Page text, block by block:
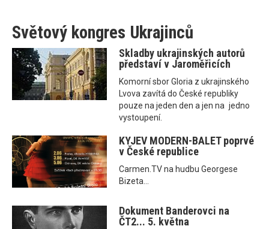
Světový kongres Ukrajinců
Skladby ukrajinských autorů
představí v Jaroměřicích
Komorní sbor Gloria z ukrajinského
Lvova zavítá do České republiky
pouze na jeden den a jen na jedno
vystoupení.
KYJEV MODERN-BALET poprvé
v České republice
Carmen.TV na hudbu Georgese
Bizeta...
Dokument Banderovci na
ČT2... 5. května